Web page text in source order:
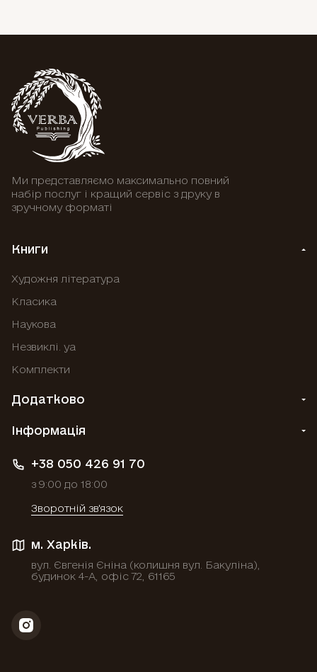
Ми представляємо максимально повний
набір послуг і кращий сервіс з друку в
зручному форматі
Книги
Художня література
Класика
Наукова
Незвиклі. уа
Комплекти
Додатково
Інформація
+38 050 426 91 70
з 9:00 до 18:00
Зворотній зв'язок
м. Харків.
вул. Євгенія Єніна (колишня вул. Бакуліна),
будинок 4-А, офіс 72, 61165